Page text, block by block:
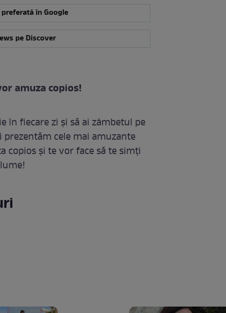
în Google
pe Discover
amuza copios!
în fiecare zi și să ai zâmbetul pe
cele mai amuzante
copios și te vor face să te simți